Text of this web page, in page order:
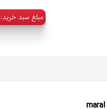
:مبلغ سبد خرید